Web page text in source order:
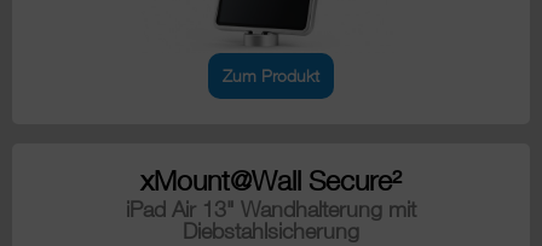
Zum Produkt
xMount@Wall Secure²
iPad Air 13" Wandhalterung mit
Diebstahlsicherung